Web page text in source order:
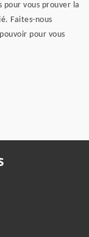
pour vous prouver la
Faites-nous
pour vous